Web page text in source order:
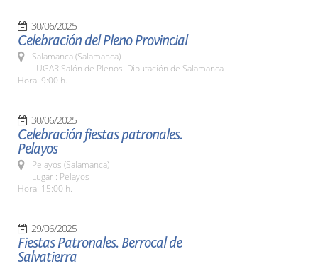
30/06/2025
Celebración del Pleno Provincial
Salamanca (Salamanca)
LUGAR Salón de Plenos. Diputación de Salamanca
Hora: 9:00 h.
30/06/2025
Celebración fiestas patronales.
Pelayos
Pelayos (Salamanca)
Lugar : Pelayos
Hora: 15:00 h.
29/06/2025
Fiestas Patronales. Berrocal de
Salvatierra